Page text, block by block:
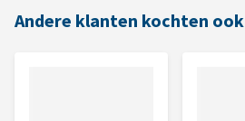
Andere klanten kochten ook